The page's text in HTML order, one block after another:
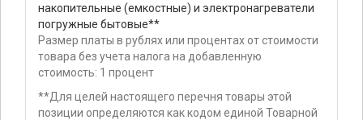
накопительные (емкостные) и электронагреватели
погружные бытовые**
Размер платы в рублях или процентах от стоимости
товара без учета налога на добавленную
стоимость: 1 процент
**Для целей настоящего перечня товары этой
позиции определяются как кодом единой Товарной